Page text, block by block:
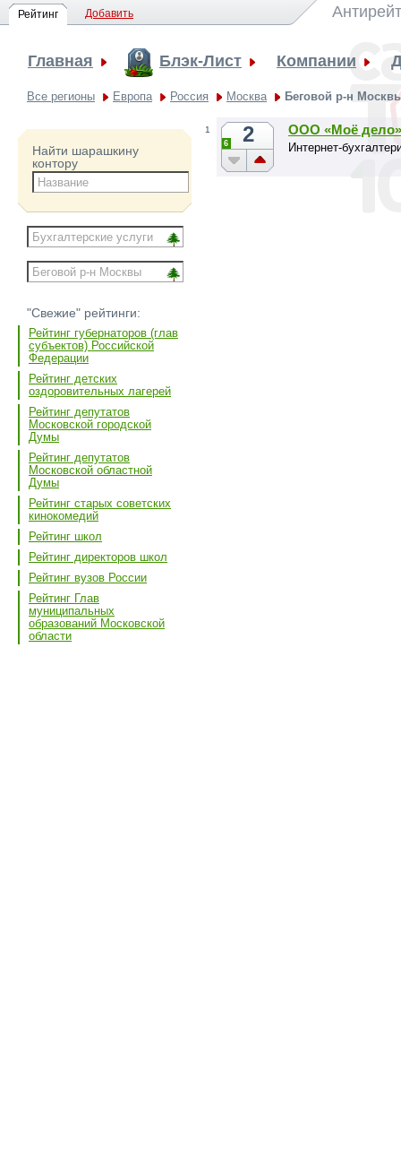
Рейтинг Добавить
Главная Блэк-Лист Компании
Все регионы Европа Россия Москва Беговой р-н
Найти шарашкину
контору
"Свежие" рейтинги:
Рейтинг губернаторов (глав
субъектов) Российской
Федерации
Рейтинг детских
оздоровительных лагерей
Рейтинг депутатов
Московской городской
Думы
Рейтинг депутатов
Московской областной
Думы
Рейтинг старых советских
кинокомедий
Рейтинг школ
Рейтинг директоров школ
Рейтинг вузов России
Рейтинг Глав
муниципальных
образований Московской
области
1 2
6
ООО «Моё дело»
Интернет-